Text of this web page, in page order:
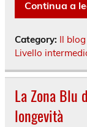
Continua a
Category: Il
Livello
La Zona Blu
longevità